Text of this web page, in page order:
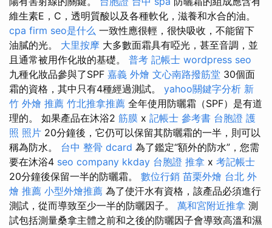
維生素E，C，透明質酸以及各種軟化，滋養和水合的油。
cpa firm seo是什么 一致性應很輕，很快吸收，不能留下
油膩的光。 大里按摩 大多數面霜具有啞光，甚至音調，並
且通常被用作化妝的基礎。 普考 記帳士 wordpress seo
九種化妝品參與了SPF 嘉義 外燴 文心南路撥筋堂 30個面
霜的資格，其中只有4種經過測試。 yahoo關鍵字分析 新
竹 外燴 推薦 竹北推拿推薦 全年使用防曬霜（SPF）是有道
理的。 如果產品在沐浴2 筋膜 x 記帳士 參考書 台胞證 護
照 照片 20分鐘後，它仍可以保留其防曬霜的一半，則可以
稱為防水。 台中 整骨 dcard 為了鑑定“額外的防水”，您需
要在沐浴4 seo company kkday 台胞證 推拿 x 考記帳士
20分鐘後保留一半的防曬霜。 數位行銷 苗栗外燴 台北 外
燴 推薦 小型外燴推薦 為了使汗水有資格，該產品必須進行
測試，從而導致至少一半的防曬因子。 萬和宮附近推拿 測
試包括測量桑拿主體之前和之後的防曬因子會導致高溫和濕